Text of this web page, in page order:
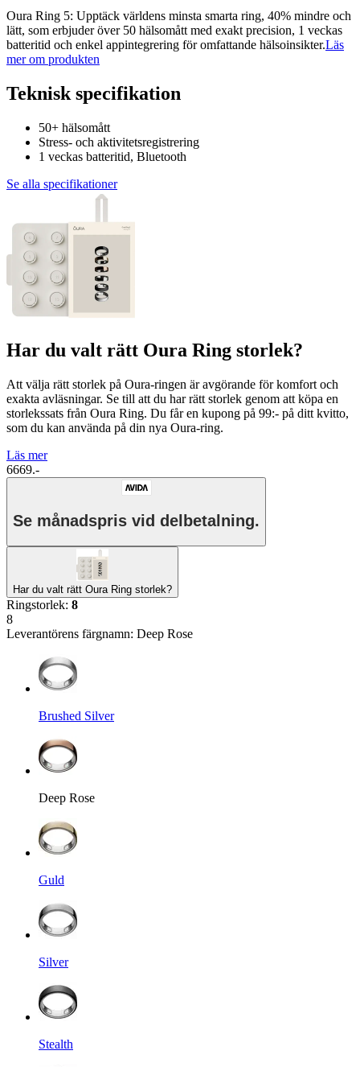
Oura Ring 5: Upptäck världens minsta smarta ring, 40% mindre och
lätt, som erbjuder över 50 hälsomått med exakt precision, 1 veckas
batteritid och enkel appintegrering för omfattande hälsoinsikter.Läs
mer om produkten
Teknisk specifikation
50+ hälsomått
Stress- och aktivitetsregistrering
1 veckas batteritid, Bluetooth
Se alla specifikationer
Har du valt rätt Oura Ring storlek?
Att välja rätt storlek på Oura-ringen är avgörande för komfort och
exakta avläsningar. Se till att du har rätt storlek genom att köpa en
storlekssats från Oura Ring. Du får en kupong på 99:- på ditt kvitto,
som du kan använda på din nya Oura-ring.
Läs mer
6669.-
Se månadspris vid delbetalning.
Har du valt rätt Oura Ring storlek?
Ringstorlek: 8
8
Leverantörens färgnamn: Deep Rose
Brushed Silver
Deep Rose
Guld
Silver
Stealth